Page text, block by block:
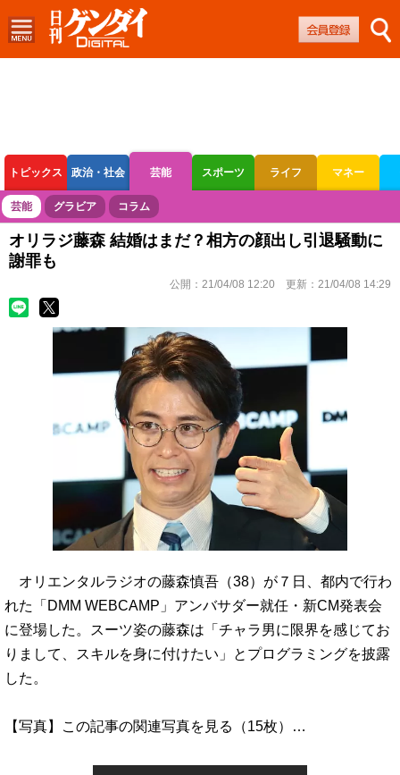
トピックス 政治・社会 芸能 スポーツ ライフ マネー
ボートレース 競輪 オートレース
芸能 グラビア コラム
オリラジ藤森 結婚はまだ？相方の顔出し引退騒動に
謝罪も
公開： 21/04/08 12:20 更新： 21/04/08 14:29
オリエンタルラジオの藤森慎吾（38）が７日、都内で行わ
れた「DMM WEBCAMP」アンバサダー就任・新CM発表会
に登場した。スーツ姿の藤森は「チャラ男に限界を感じてお
りまして、スキルを身に付けたい」とプログラミングを披露
した。
【写真】この記事の関連写真を見る（15枚）…